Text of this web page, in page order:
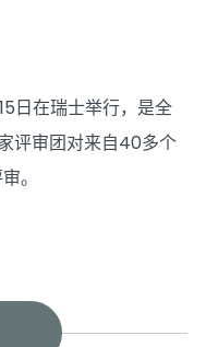
日在瑞士举行，是全
评审团对来自40多个
。